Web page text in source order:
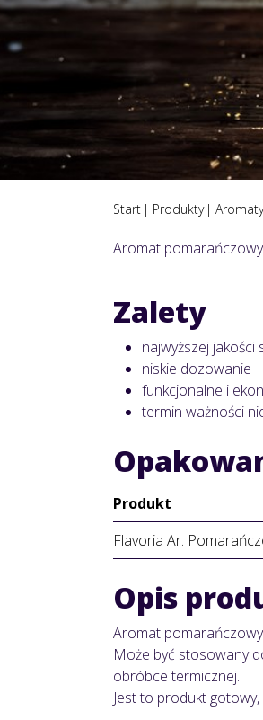
Start Produkty Aromaty
Aromat
Zalety
najwyższej jakości
niskie dozowanie
funkcjonalne i
termin ważności
Produkt
Flavoria Ar.
Opis
Aromat
Może być stosowany
obróbce termicznej.
Jest to produkt